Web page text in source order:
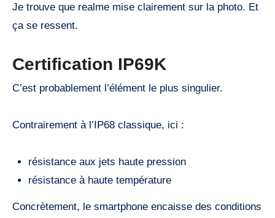
Je trouve que realme mise clairement sur la photo. Et
ça se ressent.
Certification IP69K
C’est probablement l’élément le plus singulier.
Contrairement à l’IP68 classique, ici :
résistance aux jets haute pression
résistance à haute température
Concrètement, le smartphone encaisse des conditions